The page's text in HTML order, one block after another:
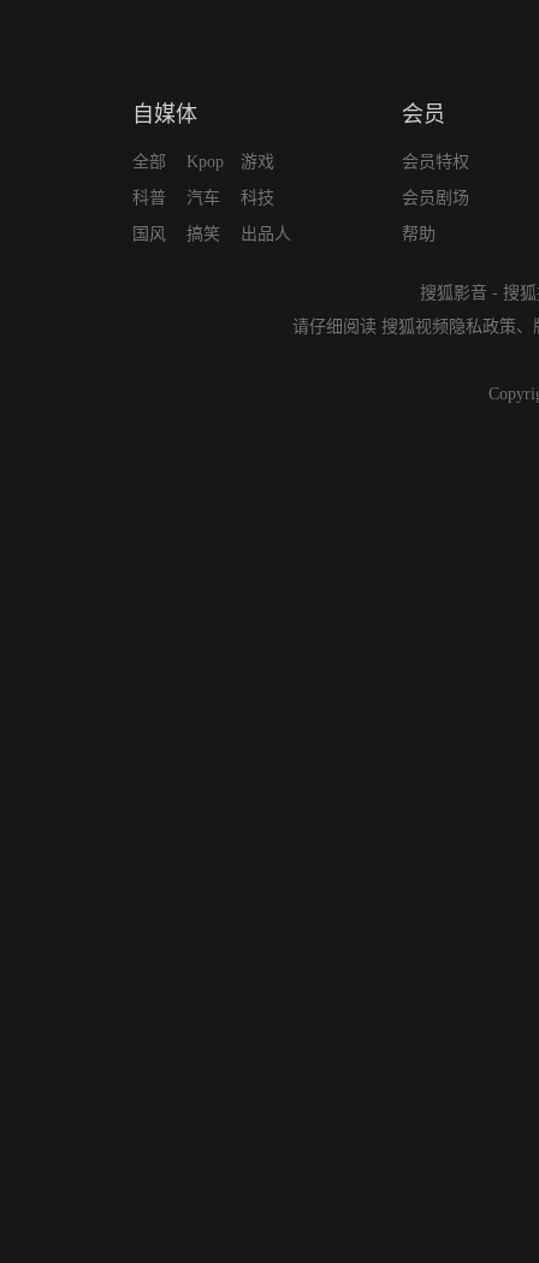
自媒体
全部
科普
国风
Kpop
汽车
搞笑
游戏
科技
出品人
会员
会员特权
会员剧场
帮助
搜狐影音 - 搜
请仔细阅读 搜狐视频隐私政策、